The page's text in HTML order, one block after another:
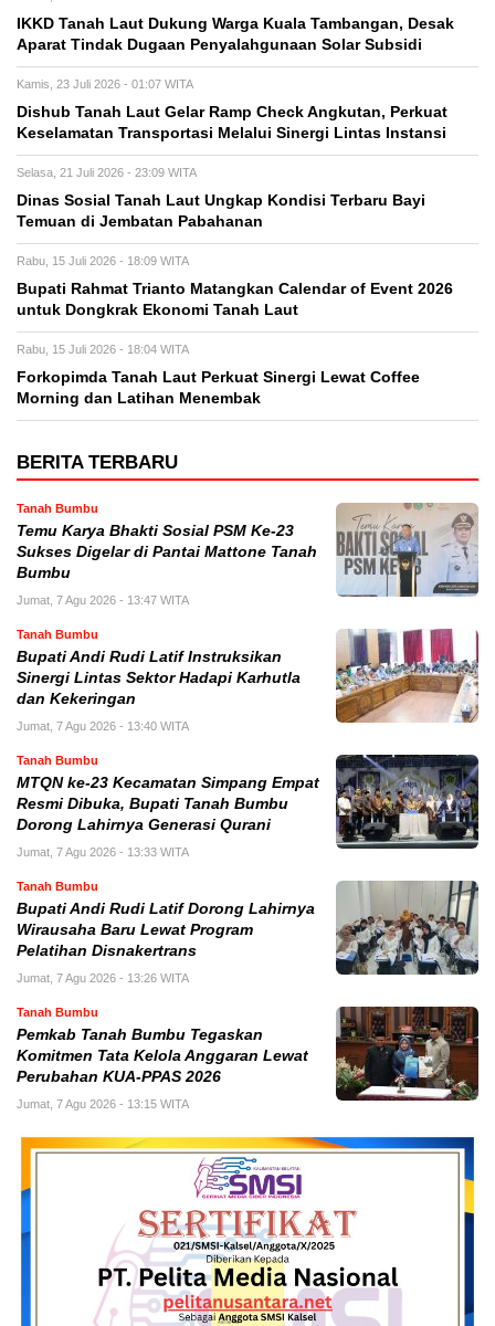
IKKD Tanah Laut Dukung Warga Kuala Tambangan, Desak
Aparat Tindak Dugaan Penyalahgunaan Solar Subsidi
Kamis, 23 Juli 2026 - 01:07 WITA
Dishub Tanah Laut Gelar Ramp Check Angkutan, Perkuat
Keselamatan Transportasi Melalui Sinergi Lintas Instansi
Selasa, 21 Juli 2026 - 23:09 WITA
Dinas Sosial Tanah Laut Ungkap Kondisi Terbaru Bayi
Temuan di Jembatan Pabahanan
Rabu, 15 Juli 2026 - 18:09 WITA
Bupati Rahmat Trianto Matangkan Calendar of Event 2026
untuk Dongkrak Ekonomi Tanah Laut
Rabu, 15 Juli 2026 - 18:04 WITA
Forkopimda Tanah Laut Perkuat Sinergi Lewat Coffee
Morning dan Latihan Menembak
BERITA TERBARU
Tanah Bumbu
Temu Karya Bhakti Sosial PSM Ke-23
Sukses Digelar di Pantai Mattone Tanah
Bumbu
Jumat, 7 Agu 2026 - 13:47 WITA
Tanah Bumbu
Bupati Andi Rudi Latif Instruksikan
Sinergi Lintas Sektor Hadapi Karhutla
dan Kekeringan
Jumat, 7 Agu 2026 - 13:40 WITA
Tanah Bumbu
MTQN ke-23 Kecamatan Simpang Empat
Resmi Dibuka, Bupati Tanah Bumbu
Dorong Lahirnya Generasi Qurani
Jumat, 7 Agu 2026 - 13:33 WITA
Tanah Bumbu
Bupati Andi Rudi Latif Dorong Lahirnya
Wirausaha Baru Lewat Program
Pelatihan Disnakertrans
Jumat, 7 Agu 2026 - 13:26 WITA
Tanah Bumbu
Pemkab Tanah Bumbu Tegaskan
Komitmen Tata Kelola Anggaran Lewat
Perubahan KUA-PPAS 2026
Jumat, 7 Agu 2026 - 13:15 WITA